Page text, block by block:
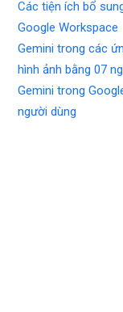
Các tiện ích bổ
Google Workspace
Gemini trong các
hình ảnh bằng 07
Gemini trong
người dùng